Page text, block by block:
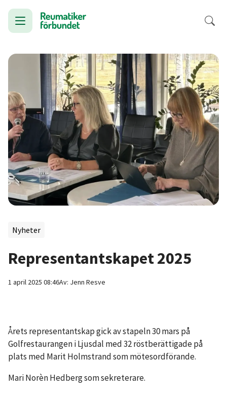
Nyheter
Representantskapet 2025
1 april 2025 08:46Av: Jenn Resve
Årets representantskap gick av stapeln 30 mars på
Golfrestaurangen i Ljusdal med 3​2 röstberättigade på
plats med Marit Holmstrand som mötesordförande.
Mari Norèn Hedberg som sekreterare.